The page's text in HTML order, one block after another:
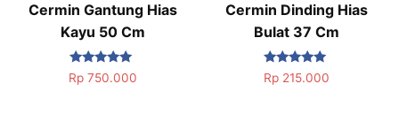
Cermin Gantung Hias
Kayu 50 Cm
Dinilai
5.00
Rp750.000
Cermin Dinding Hias
Bulat 37 Cm
Dinilai
5.00
Rp215.000